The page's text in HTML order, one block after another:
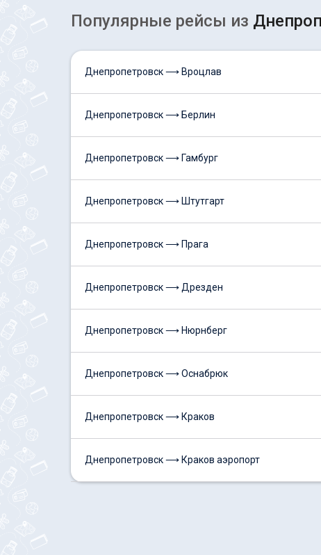
Популярные рейсы из
Днепропетровск ⟶ Вроцлав
Днепропетровск ⟶ Берлин
Днепропетровск ⟶ Гамбург
Днепропетровск ⟶ Штутгарт
Днепропетровск ⟶ Прага
Днепропетровск ⟶ Дрезден
Днепропетровск ⟶ Нюрнберг
Днепропетровск ⟶ Оснабрюк
Днепропетровск ⟶ Краков
Днепропетровск ⟶ Краков аэропорт